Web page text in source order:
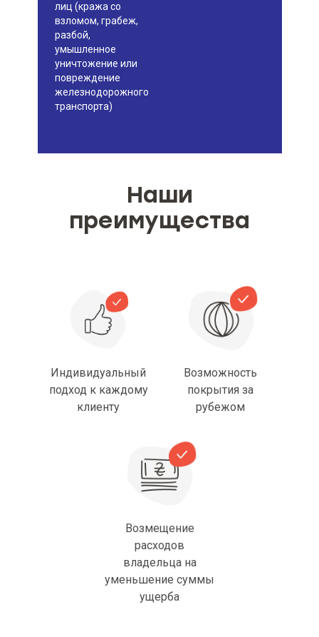
лиц (кража со
взломом, грабеж,
разбой,
умышленное
уничтожение или
повреждение
железнодорожного
транспорта)
Наши
преимущества
Индивидуальный
подход к каждому
клиенту
Возможность
покрытия за
рубежом
Возмещение
расходов
владельца на
уменьшение суммы
ущерба